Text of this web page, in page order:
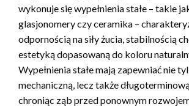
wykonuje się wypełnienia stałe – takie
glasjonomery czy ceramika –
odpornością na siły żucia, stabilnością
estetyką dopasowaną do koloru
Wypełnienia stałe mają zapewniać nie
mechaniczną, lecz także
chroniąc ząb przed ponownym